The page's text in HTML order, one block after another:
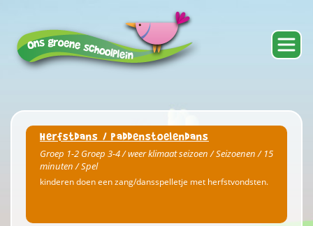
Herfstdans / paddenstoelendans
Groep 1-2 Groep 3-4 / weer klimaat seizoen / Seizoenen / 15
minuten / Spel
kinderen doen een zang/dansspelletje met herfstvondsten.